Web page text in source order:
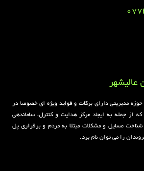
از سامانه ۱۳۷ در حوزه مدیریتی دارای برکات و فواید ویژه ای خصوصا در
از جمله به ایجاد مرکز هدایت و کنترل، ساماندهی
مسایل و مشکلات مبتلا به مردم و برقراری پل
را می توان نام برد.